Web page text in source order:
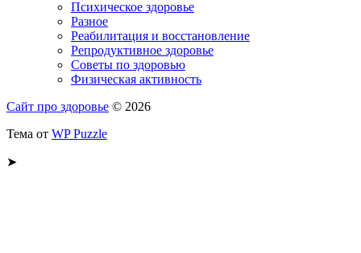
Психическое здоровье
Разное
Реабилитация и восстановление
Репродуктивное здоровье
Советы по здоровью
Физическая активность
Сайт про здоровье © 2026
Тема от WP Puzzle
➤